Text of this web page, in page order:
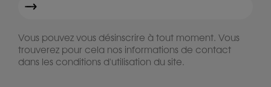
Vous pouvez vous désinscrire à tout moment. Vous
trouverez pour cela nos informations de contact
dans les conditions d'utilisation du site.